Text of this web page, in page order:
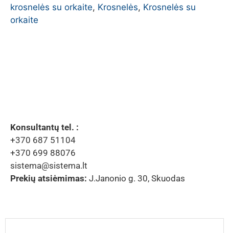
krosnelės su orkaite, Krosnelės, Krosnelės su
orkaite
Konsultantų tel. :
+370 687 51104
+370 699 88076
sistema@sistema.lt
Prekių atsiėmimas: J.Janonio g. 30, Skuodas